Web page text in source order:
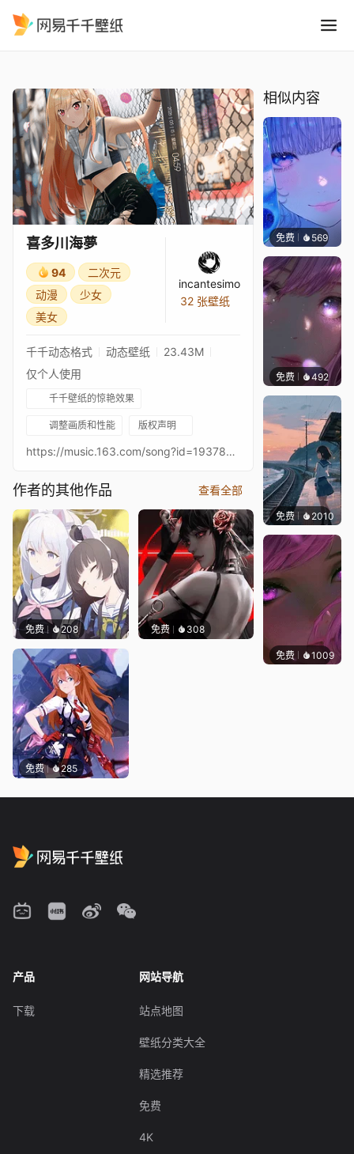
喜多川海夢
94
二次元
动漫
少女
美女
incantesimo
32 张壁纸
千千动态格式 动态壁纸
23.43M
仅个人使用
千千壁纸的惊艳效果
调整画质和性能 版权声明
https://music.163.com/song?id=1937838756&userid=371666558图片id 97469026
作者的其他作品 查看全部
免费 208 免费 308
免费 285
相似内容
免费 569辰东
免费 492辰东
免费 2010辰东
免费 1009辰东
产品
下载
网站导航
站点地图
壁纸分类大全
精选推荐
免费
4K